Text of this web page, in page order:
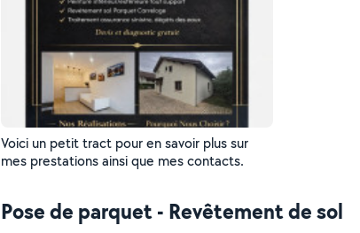
Voici un petit tract pour en savoir plus sur
mes prestations ainsi que mes contacts.
Pose de parquet - Revêtement de sol